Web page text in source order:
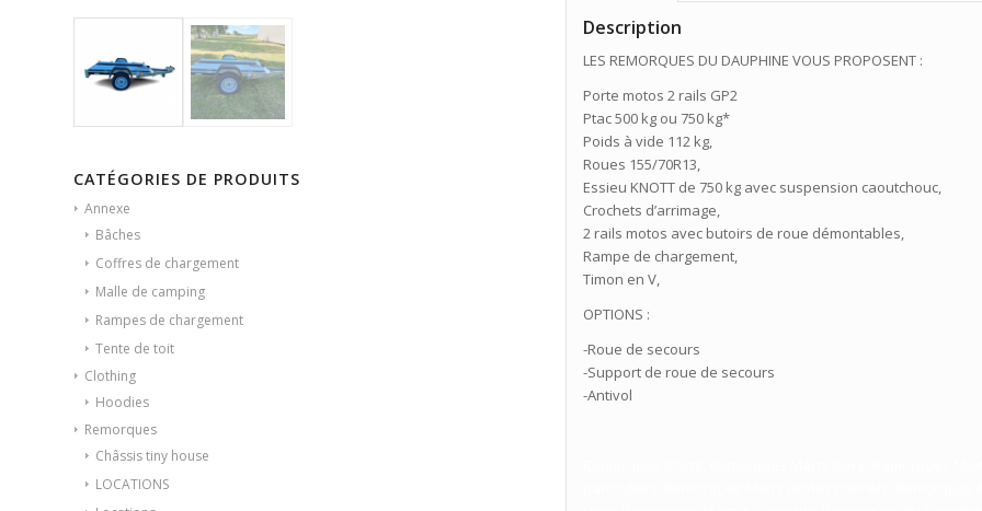
CATÉGORIES DE PRODUITS
Annexe
Bâches
Coffres de chargement
Malle de camping
Rampes de chargement
Tente de toit
Clothing
Hoodies
Remorques
Châssis tiny house
LOCATIONS
Description
LES REMORQUES DU DAUPHINE VOUS PROPOSENT :
Porte motos 2 rails GP2
Ptac 500 kg ou 750 kg*
Poids à vide 112 kg,
Roues 155/70R13,
Essieu KNOTT de 750 kg avec suspension caoutchouc,
Crochets d’arrimage,
2 rails motos avec butoirs de roue démontables,
Rampe de chargement,
Timon en V,
OPTIONS :
-Roue de secours
-Support de roue de secours
-Antivol